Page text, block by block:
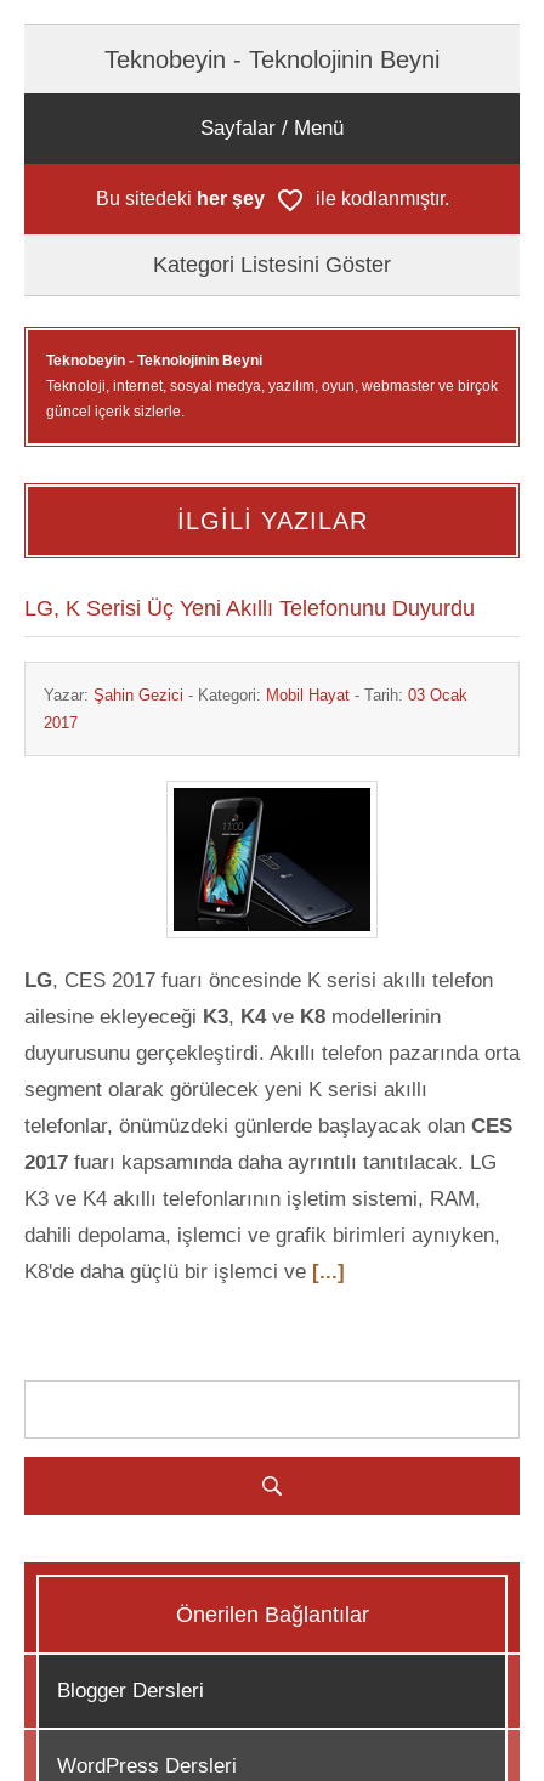
Teknobeyin - Teknolojinin Beyni
Sayfalar / Menü
Bu sitedeki her şey ile kodlanmıştır.
Kategori Listesini Göster
Teknobeyin - Teknolojinin Beyni
Teknoloji, internet, sosyal medya, yazılım, oyun, webmaster ve birçok
güncel içerik sizlerle.
İLGİLİ YAZILAR
LG, K Serisi Üç Yeni Akıllı Telefonunu Duyurdu
Yazar: Şahin Gezici - Kategori: Mobil Hayat - Tarih: 03 Ocak
2017
LG, CES 2017 fuarı öncesinde K serisi akıllı telefon
ailesine ekleyeceği K3, K4ve K8 modellerinin
duyurusunu gerçekleştirdi. Akıllı telefon pazarında orta
segment olarak görülecek yeni K serisi akıllı
telefonlar, önümüzdeki günlerde başlayacak olan CES
2017 fuarı kapsamında daha ayrıntılı tanıtılacak. LG
K3 ve K4 akıllı telefonlarının işletim sistemi, RAM,
dahili depolama, işlemci ve grafik birimleri aynıyken,
K8'de daha güçlü bir işlemci ve [...]
Önerilen Bağlantılar
Blogger Dersleri
WordPress Dersleri